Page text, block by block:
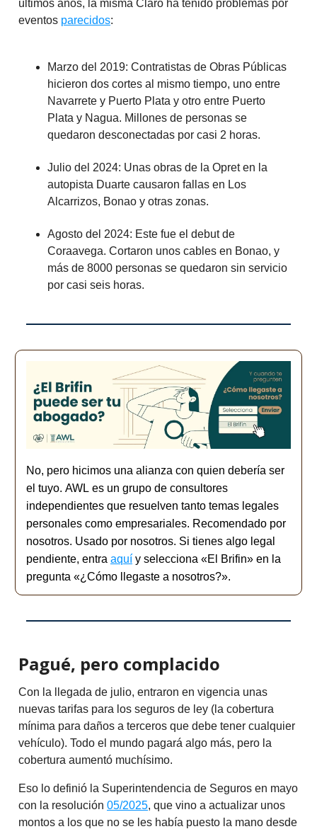
últimos años, la misma Claro ha tenido problemas por
eventos parecidos:
Marzo del 2019: Contratistas de Obras Públicas
hicieron dos cortes al mismo tiempo, uno entre
Navarrete y Puerto Plata y otro entre Puerto
Plata y Nagua. Millones de personas se
quedaron desconectadas por casi 2 horas.
Julio del 2024: Unas obras de la Opret en la
autopista Duarte causaron fallas en Los
Alcarrizos, Bonao y otras zonas.
Agosto del 2024: Este fue el debut de
Coraavega. Cortaron unos cables en Bonao, y
más de 8000 personas se quedaron sin servicio
por casi seis horas.
No, pero hicimos una alianza con quien debería ser
el tuyo. AWL es un grupo de consultores
independientes que resuelven tanto temas legales
personales como empresariales. Recomendado por
nosotros. Usado por nosotros. Si tienes algo legal
pendiente, entra aquí y selecciona «El Brifin» en la
pregunta «¿Cómo llegaste a nosotros?».
Pagué, pero complacido
Con la llegada de julio, entraron en vigencia unas
nuevas tarifas para los seguros de ley (la cobertura
mínima para daños a terceros que debe tener cualquier
vehículo). Todo el mundo pagará algo más, pero la
cobertura aumentó muchísimo.
Eso lo definió la Superintendencia de Seguros en mayo
con la resolución 05/2025, que vino a actualizar unos
montos a los que no se les había puesto la mano desde